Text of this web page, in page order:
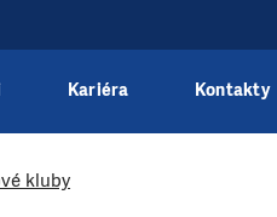
Kariéra Kontakty
kluby